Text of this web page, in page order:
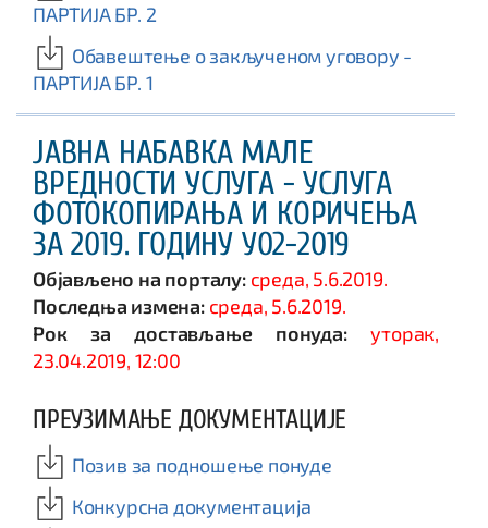
ПАРТИЈА БР. 2
Обавештење о закљученом уговору -
ПАРТИЈА БР. 1
ЈАВНА НАБАВКА МАЛЕ
ВРЕДНОСТИ УСЛУГА - УСЛУГА
ФОТОКОПИРАЊА И КОРИЧЕЊА
ЗА 2019. ГОДИНУ У02-2019
Објављено на порталу: среда, 5.6.2019.
Последња измена: среда, 5.6.2019.
Рок за достављање понуда:
уторак,
23.04.2019, 12:00
ПРЕУЗИМАЊЕ ДОКУМЕНТАЦИЈЕ
Позив за подношење понуде
Конкурсна документација